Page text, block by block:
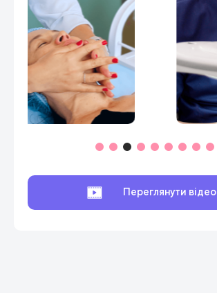
Переглянути відео